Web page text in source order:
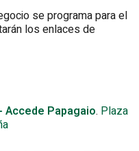
se programa para el
los enlaces de
Accede Papagaio. Plaza